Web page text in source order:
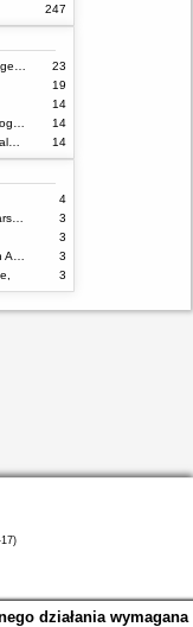
247
23
19
14
14
14
4
3
3
3
3
działania wymagana